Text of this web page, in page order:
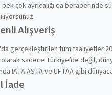
çok ayrıcalığı da beraberinde
Alışveriş
gerçekleştirilen tüm faaliyetler
sadece Türkiye’de değil,
IATA ASTA ve UFTAA gibi
İade